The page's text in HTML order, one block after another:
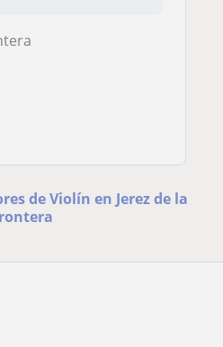
de Violín en Jerez de la